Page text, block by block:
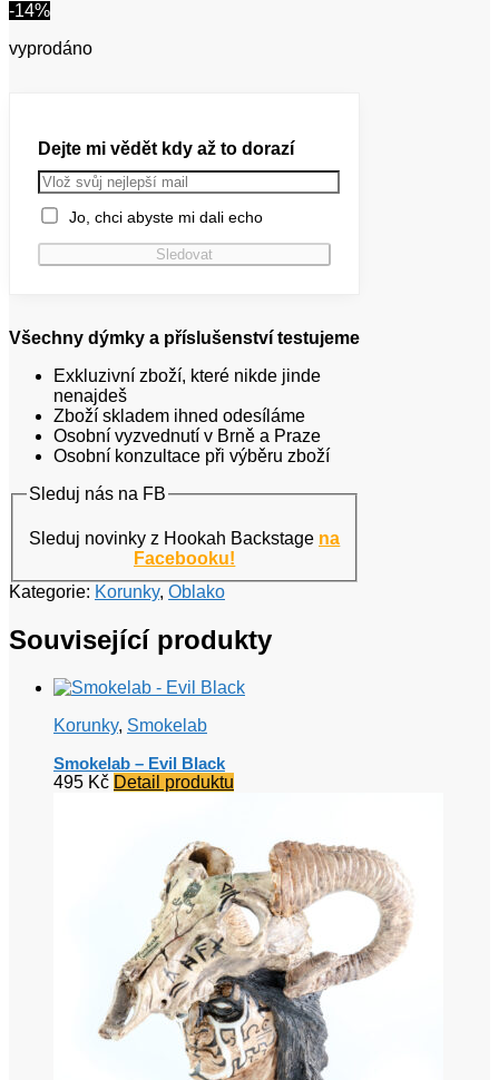
-14%
vyprodáno
Dejte mi vědět kdy až to dorazí
Jo, chci abyste mi dali echo
Všechny dýmky a příslušenství testujeme
Exkluzivní zboží, které nikde jinde
nenajdeš
Zboží skladem ihned odesíláme
Osobní vyzvednutí v Brně a Praze
Osobní konzultace při výběru zboží
Sleduj nás na FB
Sleduj novinky z Hookah Backstage na
Facebooku!
Kategorie: Korunky, Oblako
Související produkty
Korunky, Smokelab
Smokelab – Evil Black
495 Kč Detail produktu